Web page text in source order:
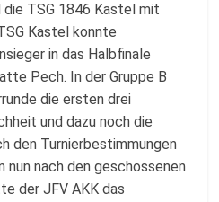
TSG 1846 Kastel mit
Kastel konnte
in das Halbfinale
Pech. In der Gruppe B
die ersten drei
und dazu noch die
den Turnierbestimmungen
nun nach den geschossenen
der JFV AKK das